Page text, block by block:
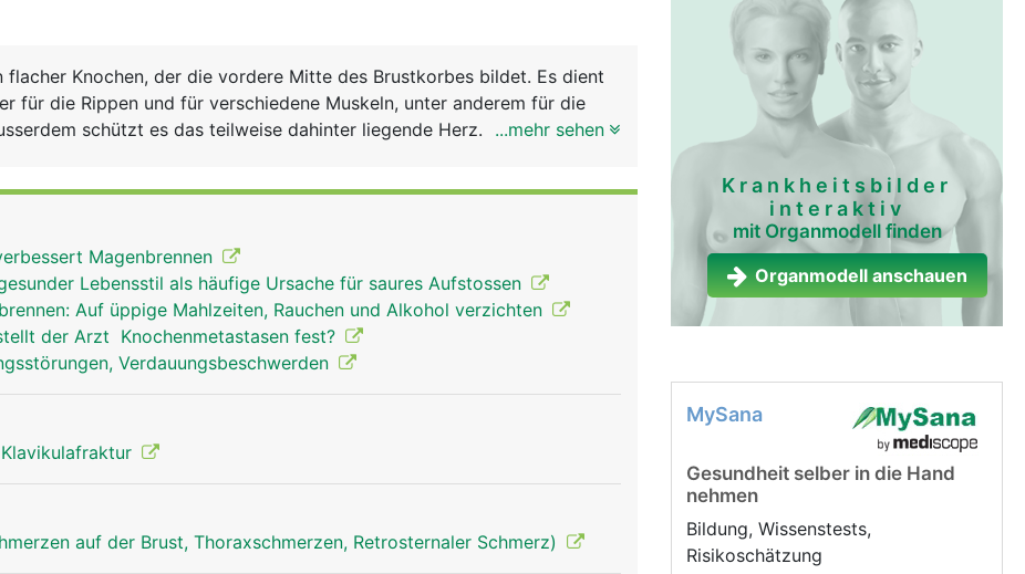
flacher Knochen, der die vordere Mitte des Brustkorbes bildet. Es dient
für die Rippen und für verschiedene Muskeln, unter anderem für die
schützt es das teilweise dahinter liegende Herz.
...mehr sehen
Magenbrennen
Lebensstil als häufige Ursache für saures Aufstossen
Auf üppige Mahlzeiten, Rauchen und Alkohol verzichten
der Arzt Knochenmetastasen fest?
Verdauungsbeschwerden
auf der Brust, Thoraxschmerzen, Retrosternaler Schmerz)
Krankheitsbilder
interaktiv
mit Organmodell finden
Organmodell anschauen
MySana
Gesundheit selber in die Hand
nehmen
Bildung, Wissenstests,
Risikoschätzung